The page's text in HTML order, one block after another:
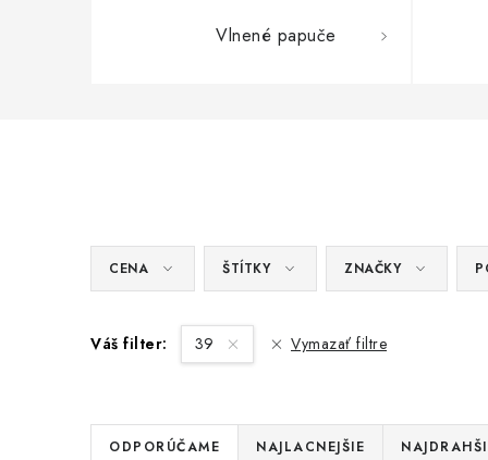
Vlnené papuče
CENA ŠTÍTKY ZNAČKY
Váš filter: 39 Vymazať filtre
RODPORÚČAME NAJLACNEJŠIE